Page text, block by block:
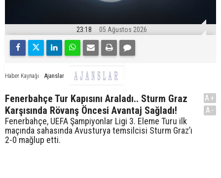
23:18 05 Ağustos 2026
Haber Kaynağı Ajanslar
Fenerbahçe Tur Kapısını Araladı.. Sturm Graz
Karşısında Rövanş Öncesi Avantaj Sağladı!
Fenerbahçe, UEFA Şampiyonlar Ligi 3. Eleme Turu ilk
maçında sahasında Avusturya temsilcisi Sturm Graz’ı
2-0 mağlup etti.
A+
A-